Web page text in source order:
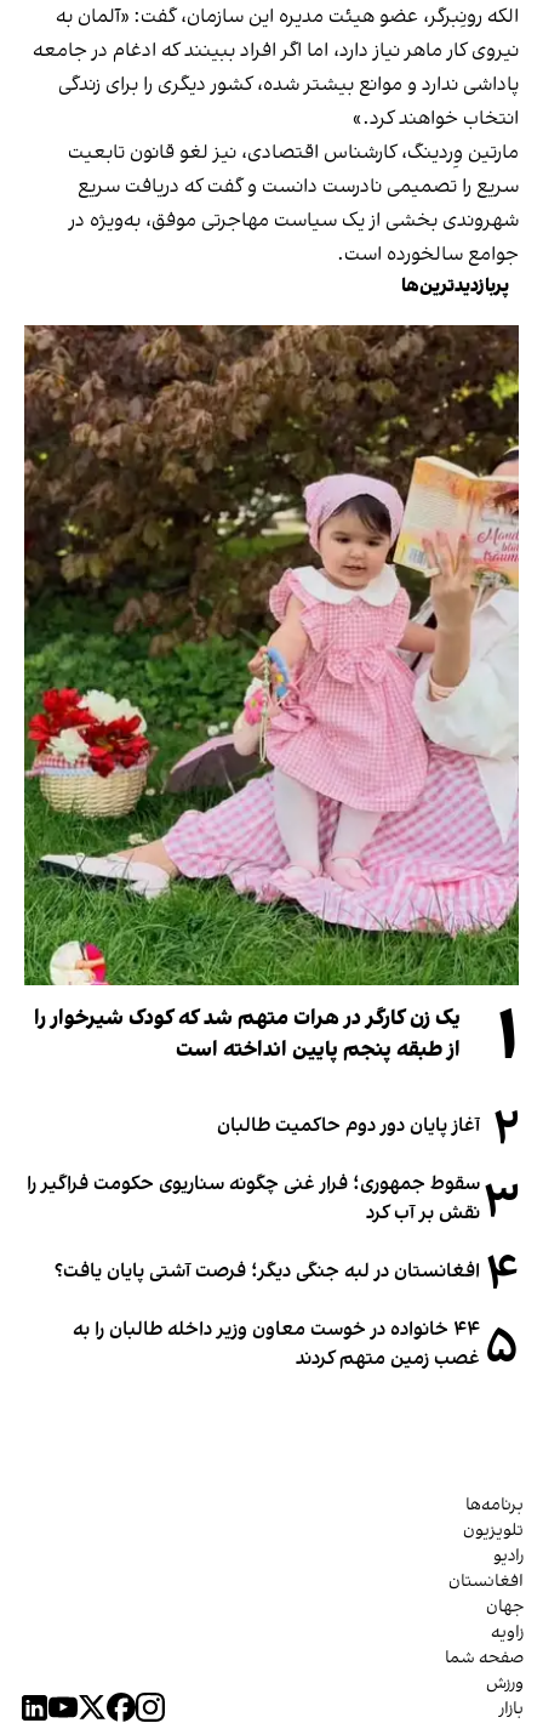
الکه رونِبرگر، عضو هیئت مدیره این سازمان، گفت: «آلمان به
نیروی کار ماهر نیاز دارد، اما اگر افراد ببینند که ادغام در جامعه
پاداشی ندارد و موانع بیشتر شده، کشور دیگری را برای زندگی
انتخاب خواهند کرد.»
مارتین وِردینگ، کارشناس اقتصادی، نیز لغو قانون تابعیت
سریع را تصمیمی نادرست دانست و گفت که دریافت سریع
شهروندی بخشی از یک سیاست مهاجرتی موفق، به‌ویژه در
جوامع سالخورده است.
پربازدیدترین‌ها
۱
یک زن کارگر در هرات متهم شد که کودک شیرخوار را
از طبقه پنجم پایین انداخته است
۲ آغاز پایان دور دوم حاکمیت طالبان
۳سقوط جمهوری؛ فرار غنی چگونه سناریوی حکومت فراگیر را
نقش بر آب کرد
۴ افغانستان در لبه جنگی دیگر؛ فرصت آشتی پایان یافت؟
۵
۴۴ خانواده در خوست معاون وزیر داخله طالبان را به
غصب زمین متهم کردند
برنامه‌ها
تلویزیون
رادیو
افغانستان
جهان
زاویه
صفحه شما
ورزش
بازار